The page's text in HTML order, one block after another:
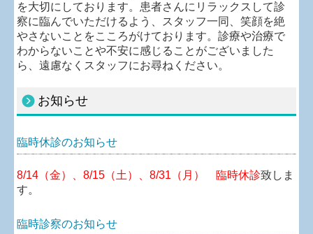
を大切にしております。患者さんにリラックスして診
察に臨んでいただけるよう、スタッフ一同、笑顔を絶
やさないことをこころがけております。診療や治療で
わからないことや不安に感じることがございました
ら、遠慮なくスタッフにお尋ねください。
お知らせ
臨時休診のお知らせ
8/14（金）、8/15（土）、8/31（月） 臨時休診致しま
す。
臨時診察のお知らせ